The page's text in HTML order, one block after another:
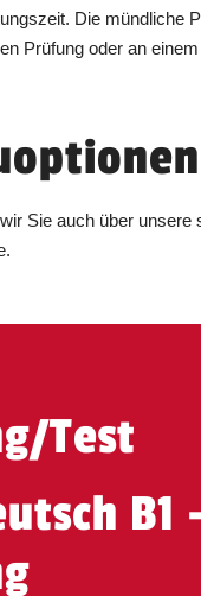
Die mündliche
Prüfung oder an
Sie auch über unsere
Test
B1